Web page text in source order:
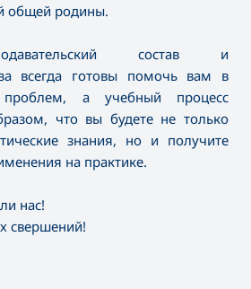
общей родины.
состав и
всегда готовы помочь вам в
а учебный процесс
что вы будете не только
знания, но и получите
на практике.
нас!
свершений!